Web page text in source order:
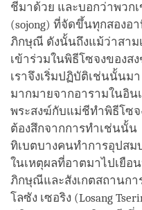
ชีมาด้วย และบอกว่าพวก
(sojong) ที่จัดขึ้นทุกสอง
ภิกษุณี ดังนั้นถึงแม้ว่าสา
เข้าร่วมในพิธีโซจงของ
เราจึงเริ่มปฏิบัติเช่นนั้น
มากมายจากอารามในอิน
พระสงฆ์กับแม่ชีทำพิธีโซ
ต้องสึกจากการทำเช่นนั้
ทิเบตบางคนทำการอุปส
ในเหตุผลที่อาตมาไปเยือ
ภิกษุณีและสังเกตสถานก
โลซัง เซอริง (Losang